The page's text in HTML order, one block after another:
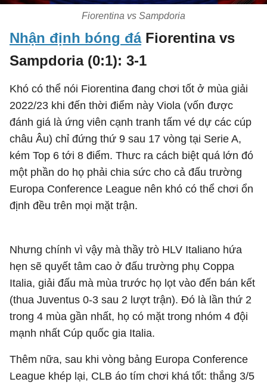
Fiorentina vs Sampdoria
Nhận định bóng đáFiorentina vs
Sampdoria (0:1): 3-1
Khó có thể nói Fiorentina đang chơi tốt ở mùa giải
2022/23 khi đến thời điểm này Viola (vốn được
đánh giá là ứng viên cạnh tranh tấm vé dự các cúp
châu Âu) chỉ đứng thứ 9 sau 17 vòng tại Serie A,
kém Top 6 tới 8 điểm. Thưc ra cách biệt quá lớn đó
một phần do họ phải chia sức cho cả đấu trường
Europa Conference League nên khó có thể chơi ổn
định đều trên mọi mặt trận.
Nhưng chính vì vậy mà thầy trò HLV Italiano hứa
hẹn sẽ quyết tâm cao ở đấu trường phụ Coppa
Italia, giải đấu mà mùa trước họ lọt vào đến bán kết
(thua Juventus 0-3 sau 2 lượt trận). Đó là lần thứ 2
trong 4 mùa gần nhất, họ có mặt trong nhóm 4 đội
mạnh nhất Cúp quốc gia Italia.
Thêm nữa, sau khi vòng bảng Europa Conference
League khép lại, CLB áo tím chơi khá tốt: thắng 3/5